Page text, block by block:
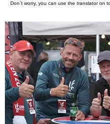
Don`t worry, you can use the translator on